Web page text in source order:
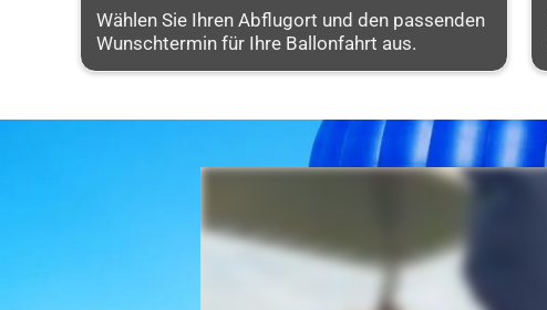
Wählen Sie Ihren Abflugort und den passenden
Wunschtermin für Ihre Ballonfahrt aus.